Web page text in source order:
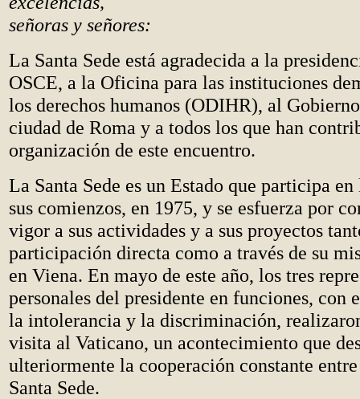
señoras y señores:
La Santa Sede está agradecida a la
OSCE, a la Oficina para las instituciones
los derechos humanos (ODIHR), al
ciudad de Roma y a todos los que han
organización de este encuentro.
La Santa Sede es un Estado que participa en
sus comienzos, en 1975, y se esfuerza por
vigor a sus actividades y a sus proyectos
participación directa como a través de su
en Viena. En mayo de este año, los tres
personales del presidente en funciones, con
la intolerancia y la discriminación,
visita al Vaticano, un acontecimiento que
ulteriormente la cooperación constante
Santa Sede.